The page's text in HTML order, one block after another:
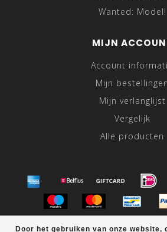
Door het gebruiken van onze website,
Wanted: Model!
MIJN
Account
Mijn bestellingen
Mijn verlanglijst
Vergelijk
Alle producten
© Copyright 2026